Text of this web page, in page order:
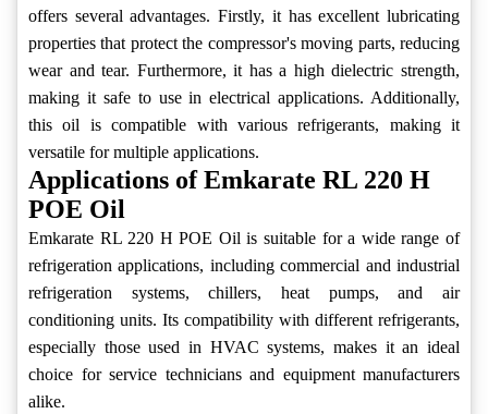
offers several advantages. Firstly, it has excellent lubricating
properties that protect the compressor's moving parts, reducing
wear and tear. Furthermore, it has a high dielectric strength,
making it safe to use in electrical applications. Additionally,
this oil is compatible with various refrigerants, making it
versatile for multiple applications.
Applications of Emkarate RL 220 H
POE Oil
Emkarate RL 220 H POE Oil is suitable for a wide range of
refrigeration applications, including commercial and industrial
refrigeration systems, chillers, heat pumps, and air
conditioning units. Its compatibility with different refrigerants,
especially those used in HVAC systems, makes it an ideal
choice for service technicians and equipment manufacturers
alike.